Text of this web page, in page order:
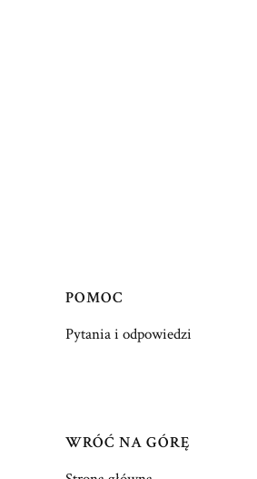
Linki w stopce
POMOC
Pytania i odpowiedzi
WRÓĆ NA GÓRĘ